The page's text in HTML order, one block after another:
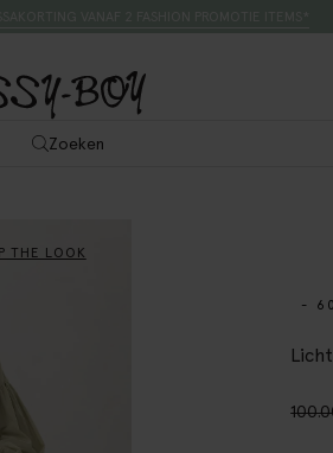
Zoeken
THE LOOK
-